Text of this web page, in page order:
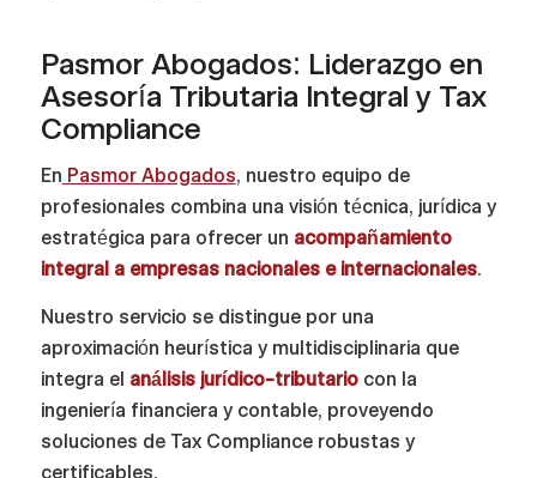
Pasmor Abogados: Liderazgo en
Asesoría Tributaria Integral y Tax
Compliance
En Pasmor Abogados, nuestro equipo de
profesionales combina una visión técnica, jurídica y
estratégica para ofrecer un acompañamiento
integral a empresas nacionales e internacionales.
Nuestro servicio se distingue por una
aproximación heurística y multidisciplinaria que
integra el análisis jurídico-tributariocon la
ingeniería financiera y contable, proveyendo
soluciones de Tax Compliance robustas y
certificables.